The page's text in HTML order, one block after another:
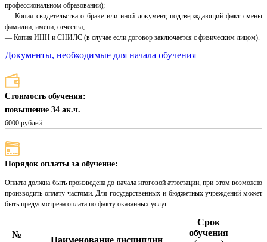
профессиональном образовании);
— Копия свидетельства о браке или иной документ, подтверждающий факт смены
фамилии, имени, отчества;
— Копия ИНН и СНИЛС (в случае если договор заключается с физическим лицом).
Документы, необходимые для начала обучения
Стоимость обучения:
повышение 34 ак.ч.
6000 рублей
Порядок оплаты за обучение:
Оплата должна быть произведена до начала итоговой аттестации, при этом возможно
производить оплату частями. Для государственных и бюджетных учреждений может
быть предусмотрена оплата по факту оказанных услуг.
№
Срок
обучения